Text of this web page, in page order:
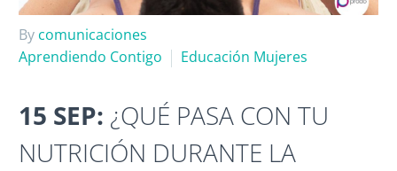
By comunicaciones
Aprendiendo Contigo
Educación Mujeres
15 SEP: ¿QUÉ PASA CON TU
NUTRICIÓN DURANTE LA